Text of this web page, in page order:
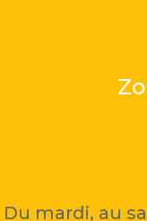
Du mardi, au